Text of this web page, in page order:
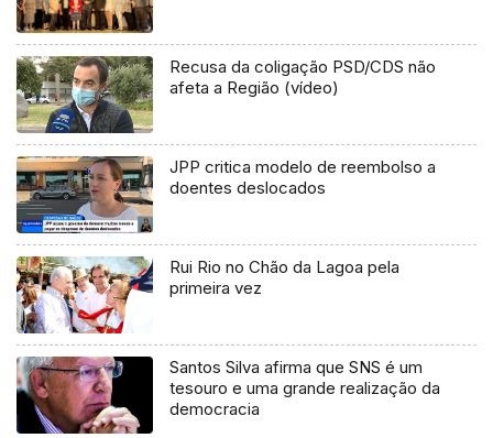
Recusa da coligação PSD/CDS não
afeta a Região (vídeo)
JPP critica modelo de reembolso a
doentes deslocados
Rui Rio no Chão da Lagoa pela
primeira vez
Santos Silva afirma que SNS é um
tesouro e uma grande realização da
democracia